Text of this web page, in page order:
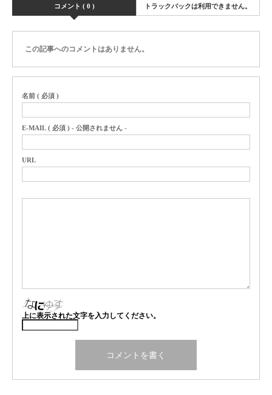
コメント ( 0 ) トラックバックは利用できません。
この記事へのコメントはありません。
名前 ( 必須 )
E-MAIL ( 必須 ) - 公開されません -
URL
上に表示された文字を入力してください。